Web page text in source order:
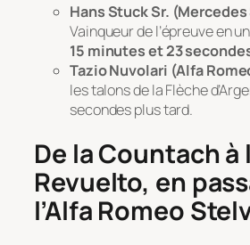
Hans Stuck Sr. (Mercedes
Vainqueur de l’épreuve en
15 minutes et 23
Tazio Nuvolari (Alfa
les talons de la Flèche
secondes plus tard.
De la Countach à
Revuelto, en
l’Alfa Romeo